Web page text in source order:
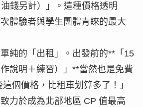
錢另計）」。這種價格透明
體驗者與學生團體青睞的最大
純的「出租」。出發前的**「15
說明＋練習）」**當然也是免費
個價格，比租車划算多了！」
力於成為北部地區 CP 值最高